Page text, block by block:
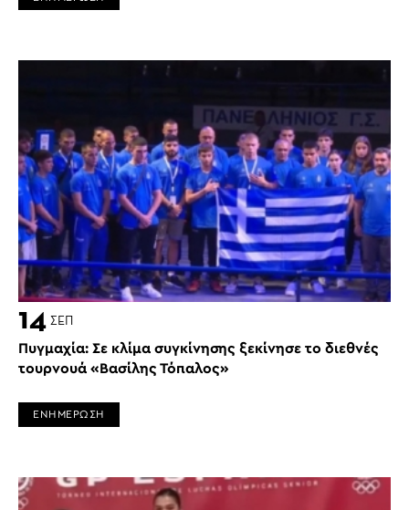
14 ΣΕΠ
Πυγμαχία: Σε κλίμα συγκίνησης ξεκίνησε το διεθνές
τουρνουά «Βασίλης Τόπαλος»
ΕΝΗΜΕΡΩΣΗ